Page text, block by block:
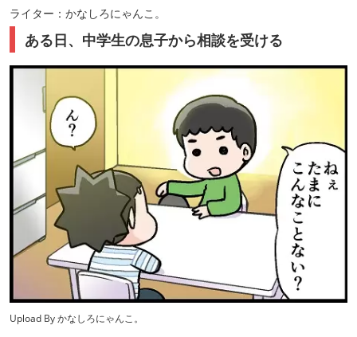
ライター：かなしろにゃんこ。
ある日、中学生の息子から相談を受ける
Upload By かなしろにゃんこ。